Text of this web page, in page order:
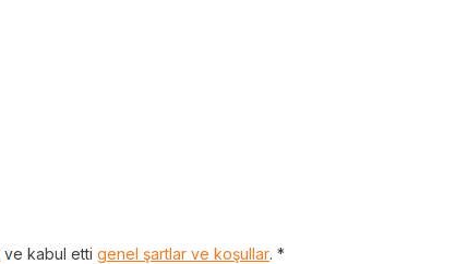
ve kabul etti genel şartlar ve koşullar . *